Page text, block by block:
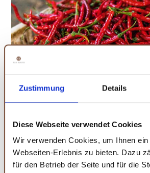
Zustimmung Details
Diese Webseite verwendet Cookies
Wir verwenden Cookies, um Ihnen ein
Webseiten-Erlebnis zu bieten. Dazu
für den Betrieb der Seite und für die